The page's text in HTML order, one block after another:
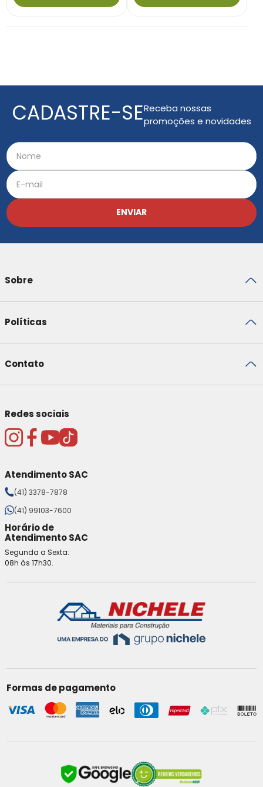
CADASTRE-SEReceba nossas
promoções e novidades
ENVIAR
Sobre
Políticas
Contato
Redes sociais
Atendimento SAC
(41) 3378-7878
(41) 99103-7600
Horário de
Atendimento SAC
Segunda a Sexta:
08h às 17h30.
Formas de pagamento